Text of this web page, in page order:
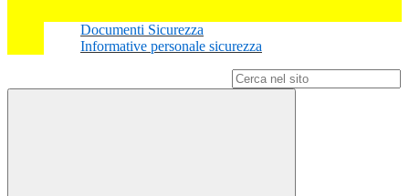
Documenti Sicurezza
Informative personale sicurezza